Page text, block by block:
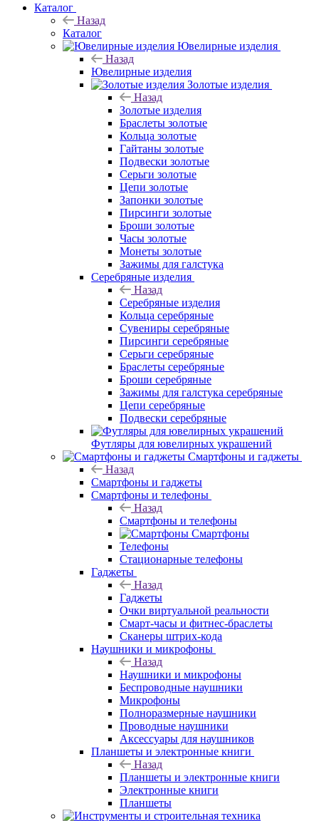
Каталог
Назад
Каталог
Ювелирные изделия
Назад
Ювелирные изделия
Золотые изделия
Назад
Золотые изделия
Браслеты золотые
Кольца золотые
Гайтаны золотые
Подвески золотые
Серьги золотые
Цепи золотые
Запонки золотые
Пирсинги золотые
Броши золотые
Часы золотые
Монеты золотые
Зажимы для галстука
Серебряные изделия
Назад
Серебряные изделия
Кольца серебряные
Сувениры серебряные
Пирсинги серебряные
Серьги серебряные
Браслеты серебряные
Броши серебряные
Зажимы для галстука серебряные
Цепи серебряные
Подвески серебряные
Футляры для ювелирных украшений
Смартфоны и гаджеты
Назад
Смартфоны и гаджеты
Смартфоны и телефоны
Назад
Смартфоны и телефоны
Смартфоны
Телефоны
Стационарные телефоны
Гаджеты
Назад
Гаджеты
Очки виртуальной реальности
Смарт-часы и фитнес-браслеты
Сканеры штрих-кода
Наушники и микрофоны
Назад
Наушники и микрофоны
Беспроводные наушники
Микрофоны
Полноразмерные наушники
Проводные наушники
Аксессуары для наушников
Планшеты и электронные книги
Назад
Планшеты и электронные книги
Электронные книги
Планшеты